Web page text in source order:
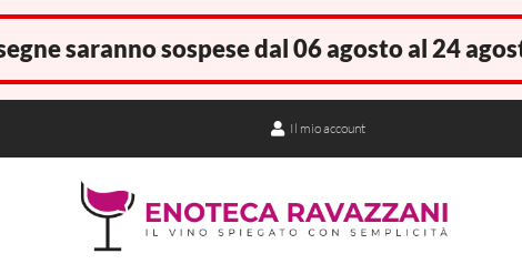
saranno sospese dal 06 agosto al 24
Il mio account